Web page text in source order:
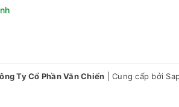
Ty Cổ Phần Văn Chiến Cung cấp bởi